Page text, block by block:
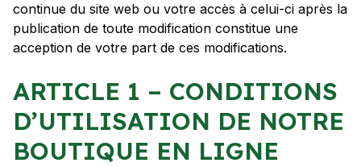
continue du site web ou votre accès à celui-ci après la
publication de toute modification constitue une
acception de votre part de ces modifications.
ARTICLE 1 – CONDITIONS
D’UTILISATION DE NOTRE
BOUTIQUE EN LIGNE